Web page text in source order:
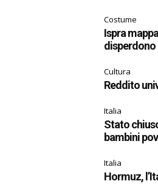
Costume
Ispra
disperdono
Cultura
Reddito
Italia
Stato
bambini
Italia
Hormuz,